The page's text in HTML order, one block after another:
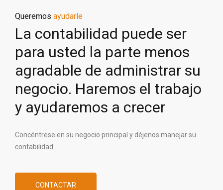
Queremos ayudarle
La contabilidad puede ser
para usted la parte menos
agradable de administrar su
negocio. Haremos el trabajo
y ayudaremos a crecer
Concéntrese en su negocio principal y déjenos manejar su
contabilidad
CONTACTAR